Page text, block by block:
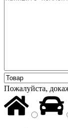
Пожалуйста,